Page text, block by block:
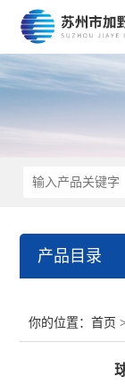
产品目录
你的位置：首页 >